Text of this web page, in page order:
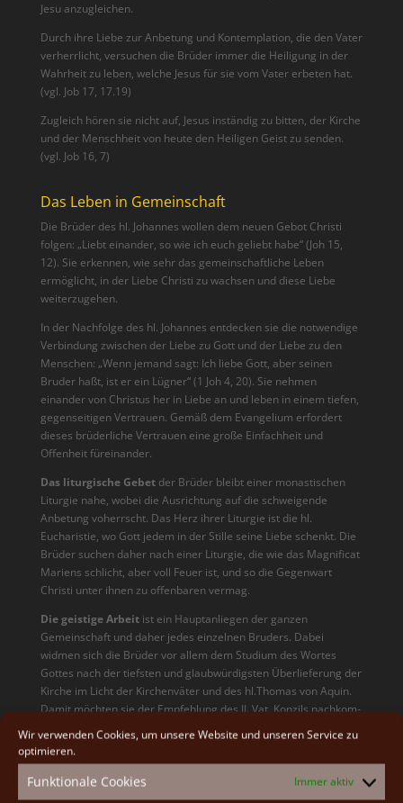
Wir verwenden Cookies, um unsere Website und unseren Service zu
optimieren.
Funktionale Cookies Immer aktiv
Jesu anzugleichen.
Durch ihre Liebe zur Anbetung und Kontemplation, die den Vater
verherrlicht, versuchen die Brüder immer die Heiligung in der
Wahrheit zu leben, welche Jesus für sie vom Vater erbeten hat.
(vgl. Job 17, 17.19)
Zugleich hören sie nicht auf, Jesus inständig zu bitten, der Kirche
und der Menschheit von heute den Heiligen Geist zu senden.
(vgl. Job 16, 7)
Das Leben in Gemeinschaft
Die Brüder des hl. Johannes wollen dem neuen Gebot Christi
folgen: „Liebt einander, so wie ich euch geliebt habe“ (Joh 15,
12). Sie erkennen, wie sehr das gemeinschaftliche Leben
ermöglicht, in der Liebe Christi zu wachsen und diese Liebe
weiterzugehen.
In der Nachfolge des hl. Johannes entdecken sie die notwendige
Verbindung zwischen der Liebe zu Gott und der Liebe zu den
Menschen: „Wenn jemand sagt: Ich liebe Gott, aber seinen
Bruder haßt, ist er ein Lügner“ (1 Joh 4, 20). Sie nehmen
einander von Christus her in Liebe an und leben in einem tiefen,
gegenseitigen Vertrauen. Gemäß dem Evangelium erfordert
dieses brüderliche Vertrauen eine große Einfachheit und
Offenheit füreinander.
Das liturgische Gebetder Brüder bleibt einer monastischen
Liturgie nahe, wobei die Ausrich­tung auf die schweigende
Anbetung voherrscht. Das Herz ihrer Liturgie ist die hl.
Eucharistie, wo Gott jedem in der Stille seine Liebe schenkt. Die
Brüder suchen daher nach einer Liturgie, die wie das Magnificat
Mariens schlicht, aber voll Feuer ist, und so die Gegenwart
Christi unter ihnen zu offenbaren vermag.
Die geistige Arbeitist ein Hauptanliegen der ganzen
Gemeinschaft und daher jedes einzel­nen Bruders. Dabei
widmen sich die Brüder vor allem dem Studium des Wortes
Gottes nach der tiefsten und glaubwürdigsten Überlieferung der
Kirche im Licht der Kirchenväter und des hl.Thomas von Aquin.
Damit möchten sie der Empfehlung des II. Vat. Konzils nachkom­
men: „…sie sollen lernen, mit dem hl. Thomas als Meister die
Heilsgeheimnisse in ihrer Ganz­heit tiefer zu durchdringen und
ihren Zusam­menhang zu verstehen“ (Dekret über die
Priesterausbildung Nr. 16).